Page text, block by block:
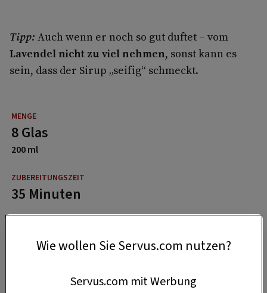
Tipp: Auch wenn er noch so gut duftet – vom
Lavendel nicht zu viel nehmen, sonst kann es
sein, dass der Sirup „seifig“ schmeckt.
8 Glas
200 ml
35 Minuten
45 Minuten
Wie wollen Sie Servus.com nutzen?
Servus.com mit Werbung